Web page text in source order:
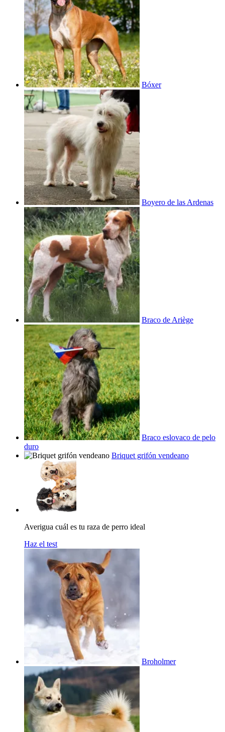
Bóxer
Boyero de las Ardenas
Braco de Ariège
Braco eslovaco de pelo
duro
Briquet grifón vendeano
Averigua cuál es tu raza de perro ideal
Haz el test
Broholmer